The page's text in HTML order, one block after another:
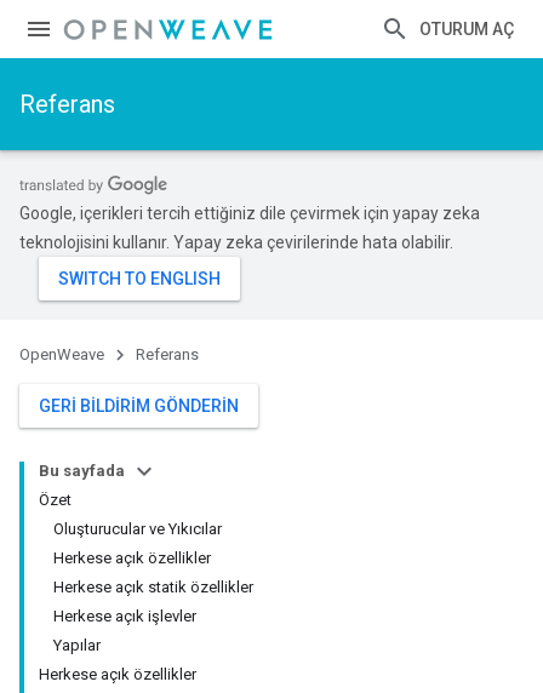
OTURUM AÇ
Referans
Google, içerikleri tercih ettiğiniz dile çevirmek için yapay zeka
teknolojisini kullanır. Yapay zeka çevirilerinde hata olabilir.
OpenWeave Referans
GERI BILDIRIM GÖNDERIN
Bu sayfada
Özet
Oluşturucular ve Yıkıcılar
Herkese açık özellikler
Herkese açık statik özellikler
Herkese açık işlevler
Yapılar
Herkese açık özellikler